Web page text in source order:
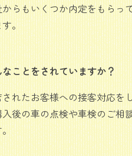
らもいくつか内定をもらっ
。
ことをされていますか？
れたお客様への接客対応を
後の車の点検や車検のご相